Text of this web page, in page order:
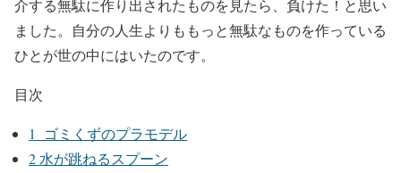
介する無駄に作り出されたものを見たら、負けた！と思い
ました。自分の人生よりももっと無駄なものを作っている
ひとが世の中にはいたのです。
目次
1
ゴミくずのプラモデル
2 水が跳ねるスプーン